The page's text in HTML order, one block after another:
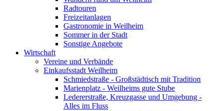
Radtouren
Freizeitanlagen
Gastronomie in Weilheim
Sommer in der Stadt
Sonstige Angebote
Wirtschaft
Vereine und Verbände
Einkaufsstadt Weilheim
Schmiedstraße - Großstädtisch mit Tradition
Marienplatz - Weilheims gute Stube
Ledererstraße, Kreuzgasse und Umgebung -
Alles im Fluss